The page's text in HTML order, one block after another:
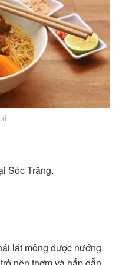
ri
Sóc Trăng.
lát mỏng được nướng